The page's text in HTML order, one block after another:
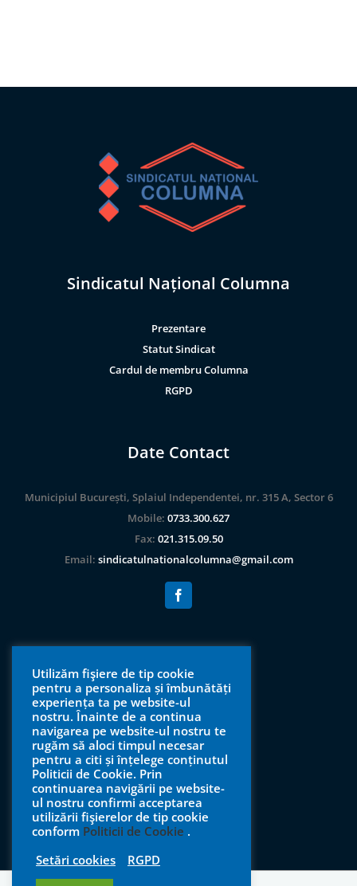
Sindicatul Național Columna
Prezentare
Statut Sindicat
Cardul de membru Columna
RGPD
Date Contact
Municipiul București, Splaiul Independentei, nr. 315 A, Sector 6
Mobile: 0733.300.627
Fax: 021.315.09.50
Email: sindicatulnationalcolumna@gmail.com
Utilizăm fişiere de tip cookie
pentru a personaliza și îmbunătăți
experiența ta pe website-ul
nostru. Înainte de a continua
navigarea pe website-ul nostru te
rugăm să aloci timpul necesar
pentru a citi și înțelege conținutul
Politicii de Cookie. Prin
continuarea navigării pe website-
ul nostru confirmi acceptarea
utilizării fişierelor de tip cookie
conform Politicii de Cookie .
Setări cookies
RGPD